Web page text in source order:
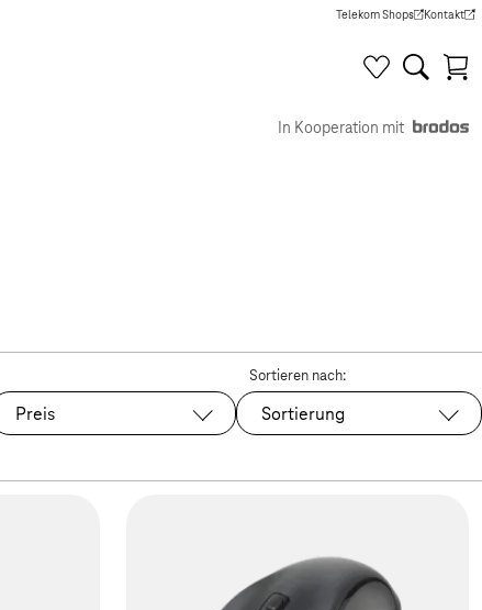
Telekom Shops
(Wird in einem neuen Tab
Kontakt
(Wird in
In Kooperation mit
Preis
Sortieren nach:
Sortierung